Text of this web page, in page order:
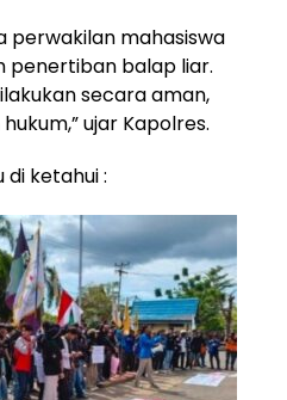
perwakilan mahasiswa
penertiban balap liar.
secara aman,
ujar Kapolres.
ketahui :